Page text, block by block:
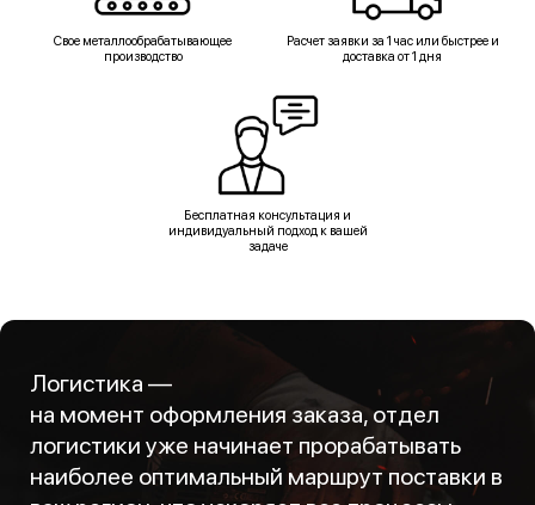
Свое металлообрабатывающее
производство
Расчет заявки за 1 час или быстрее и
доставка от 1 дня
Бесплатная консультация и
индивидуальный подход к вашей
задаче
Логистика —
на момент оформления заказа, отдел
логистики уже начинает прорабатывать
наиболее оптимальный маршрут поставки в